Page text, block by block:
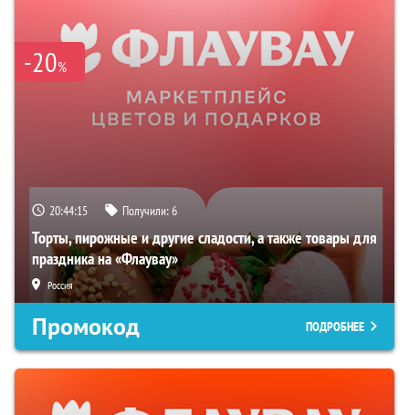
-20%
20:44:14 Получили:6
Торты, пирожные и другие сладости, а также товары для
праздника на «Флаувау»
Россия
Промокод ПОДРОБНЕЕ